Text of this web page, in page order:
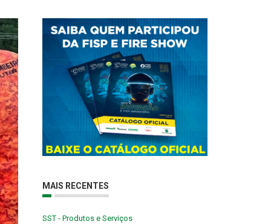
MAIS RECENTES
SST - Produtos e Serviços